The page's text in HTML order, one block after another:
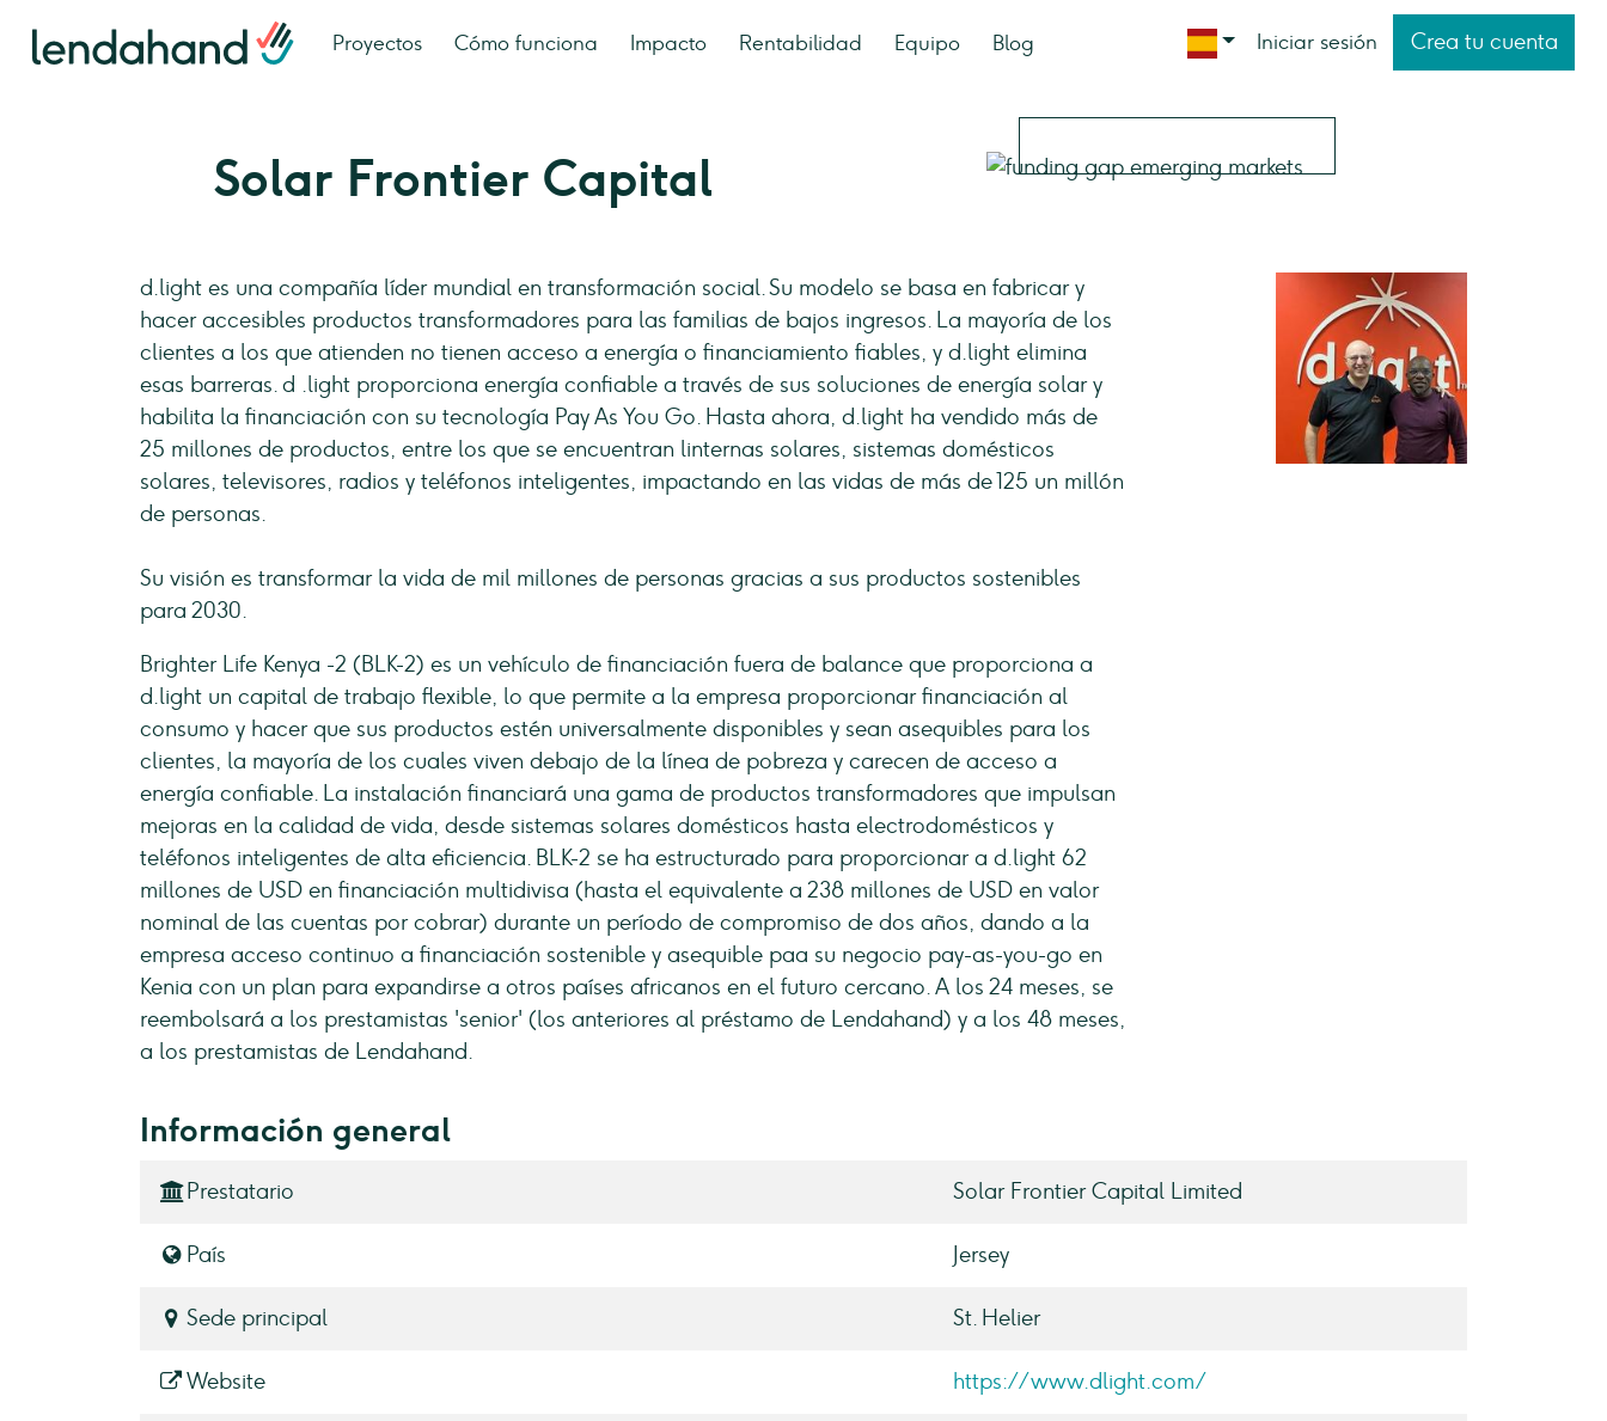
Proyectos Cómo funciona Impacto Rentabilidad Equipo Blog Iniciar sesión Crea tu cuenta
Solar Frontier Capital
d.light es una compañía líder mundial en transformación social. Su modelo se basa en fabricar y
hacer accesibles productos transformadores para las familias de bajos ingresos. La mayoría de los
clientes a los que atienden no tienen acceso a energía o financiamiento fiables, y d.light elimina
esas barreras. d .light proporciona energía confiable a través de sus soluciones de energía solar y
habilita la financiación con su tecnología Pay As You Go. Hasta ahora, d.light ha vendido más de
25 millones de productos, entre los que se encuentran linternas solares, sistemas domésticos
solares, televisores, radios y teléfonos inteligentes, impactando en las vidas de más de 125 un millón
de personas.
Su visión es transformar la vida de mil millones de personas gracias a sus productos sostenibles
para 2030.
Brighter Life Kenya -2 (BLK-2) es un vehículo de financiación fuera de balance que proporciona a
d.light un capital de trabajo flexible, lo que permite a la empresa proporcionar financiación al
consumo y hacer que sus productos estén universalmente disponibles y sean asequibles para los
clientes, la mayoría de los cuales viven debajo de la línea de pobreza y carecen de acceso a
energía confiable. La instalación financiará una gama de productos transformadores que impulsan
mejoras en la calidad de vida, desde sistemas solares domésticos hasta electrodomésticos y
teléfonos inteligentes de alta eficiencia. BLK-2 se ha estructurado para proporcionar a d.light 62
millones de USD en financiación multidivisa (hasta el equivalente a 238 millones de USD en valor
nominal de las cuentas por cobrar) durante un período de compromiso de dos años, dando a la
empresa acceso continuo a financiación sostenible y asequible paa su negocio pay-as-you-go en
Kenia con un plan para expandirse a otros países africanos en el futuro cercano. A los 24 meses, se
reembolsará a los prestamistas 'senior' (los anteriores al préstamo de Lendahand) y a los 48 meses,
a los prestamistas de Lendahand.
Información general
Prestatario Solar Frontier Capital Limited
País Jersey
Sede principal St. Helier
Website https://www.dlight.com/